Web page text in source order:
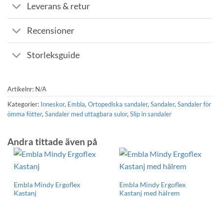
Leverans & retur
Recensioner
Storleksguide
Artikelnr: N/A
Kategorier: Inneskor, Embla,Ortopediska sandaler,Sandaler,Sandaler för
ömma fötter,Sandaler med uttagbara sulor,Slip in sandaler
Andra tittade även på
Embla Mindy Ergoflex
Kastanj
Embla Mindy Ergoflex
Kastanj med hälrem